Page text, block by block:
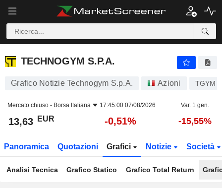
TECHNOGYM S.P.A.
TECHNOGYM S.P.A.
Grafico Notizie Technogym S.p.A. Azioni TGYM
Mercato chiuso - Borsa Italiana 17:45:00 07/08/2026 Var. 1 gen.
13,63 EUR -0,51% -15,55%
Panoramica Quotazioni Grafici Notizie Società
Analisi Tecnica Grafico Statico Grafico Total Return